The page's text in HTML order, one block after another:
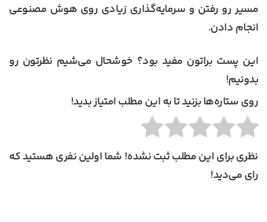
مسیر رو رفتن و سرمایه‌گذاری زیادی روی هوش مصنوعی
انجام دادن.
این پست براتون مفید بود؟ خوشحال می‌شیم نظرتون رو
بدونیم!
روی ستاره‌ها بزنید تا به این مطلب امتیاز بدید!
نظری برای این مطلب ثبت نشده! شما اولین نفری هستید که
رای می‌دید!